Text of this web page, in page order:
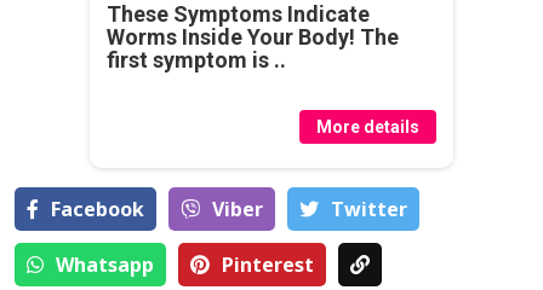
These Symptoms Indicate
Worms Inside Your Body! The
first symptom is ..
More details
Facebook Viber Тwitter
Whatsapp Pinterest